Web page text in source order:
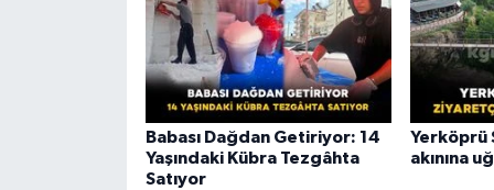
Babası Dağdan Getiriyor: 14
Yaşındaki Kübra Tezgâhta
Satıyor
Yerköprü
akınına